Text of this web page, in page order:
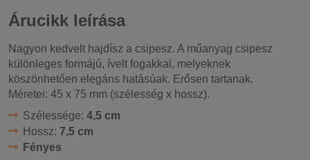
Árucikk leírása
Nagyon kedvelt hajdísz a csipesz. A műanyag csipesz
különleges formájú, ívelt fogakkal, melyeknek
köszönhetően elegáns hatásúak. Erősen tartanak.
Méretei: 45 x 75 mm (szélesség x hossz).
Szélessége: 4,5 cm
Hossz: 7,5 cm
Fényes